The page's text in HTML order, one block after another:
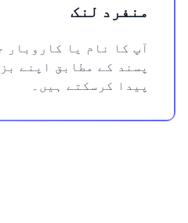
منفرد لنک
آپ کا نام یا کاروبار
پسند کے مطابق اپنے
پیدا کرسکتے ہیں۔